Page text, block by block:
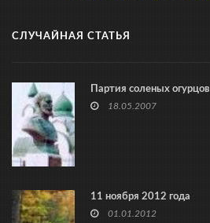
СЛУЧАЙНАЯ СТАТЬЯ
Партия соленых огурцов
18.05.2007
11 ноября 2012 года
01.01.2012